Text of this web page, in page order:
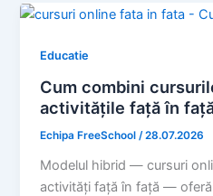
Educatie
Cum combini
activitățile față în
Echipa FreeSchool/28.07.2026
Modelul hibrid — cursuri
activități față în față —